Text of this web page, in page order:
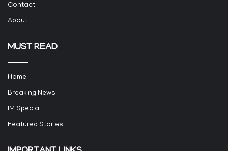
Contact
About
MUST READ
Home
Breaking News
IM Special
Featured Stories